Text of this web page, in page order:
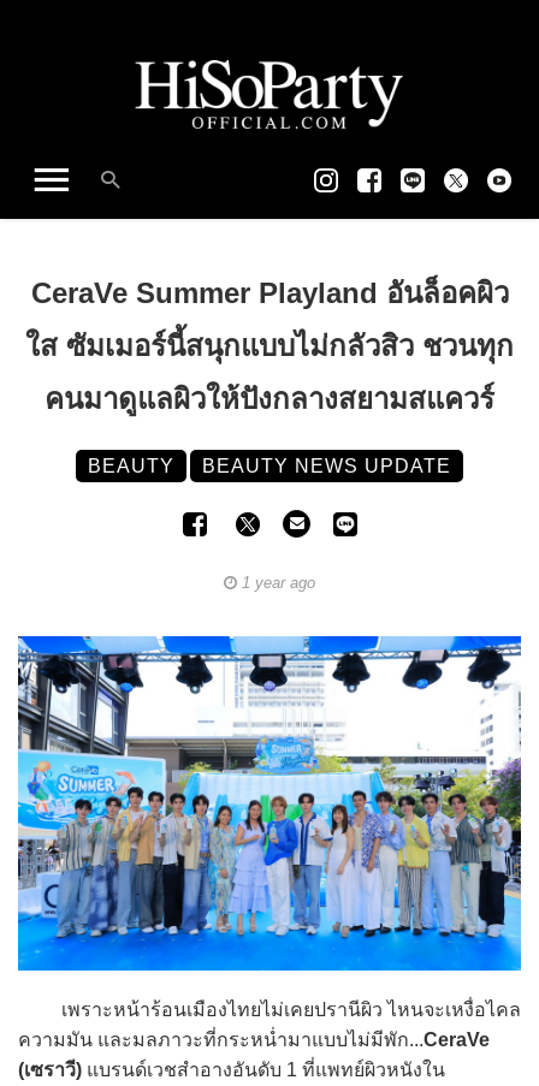
CeraVe Summer Playland อันล็อคผิว
ใส ซัมเมอร์นี้สนุกแบบไม่กลัวสิว ชวนทุก
คนมาดูแลผิวให้ปังกลางสยามสแควร์
BEAUTY BEAUTY NEWS UPDATE
1 year ago
เพราะหน้าร้อนเมืองไทยไม่เคยปรานีผิว ไหนจะเหงื่อไคล
ความมัน และมลภาวะที่กระหน่ำมาแบบไม่มีพัก...CeraVe
(เซราวี) แบรนด์เวชสำอางอันดับ 1 ที่แพทย์ผิวหนังใน